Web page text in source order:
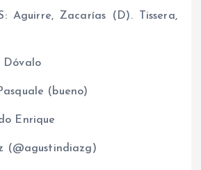
Aguirre, Zacarías (D). Tissera,
Dóvalo
(bueno)
Enrique
(@agustindiazg)